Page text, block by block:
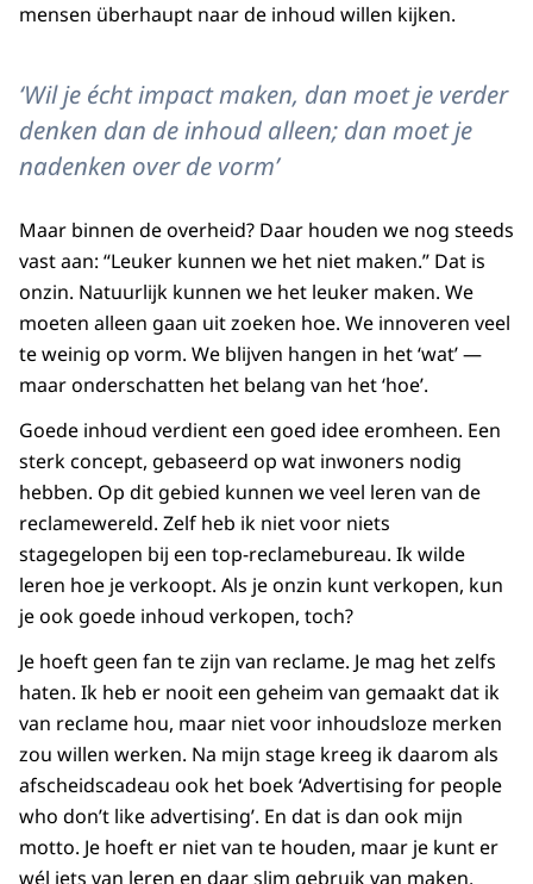
mensen überhaupt naar de inhoud willen kijken.
‘Wil je écht impact maken, dan moet je verder
denken dan de inhoud alleen; dan moet je
nadenken over de vorm’
Maar binnen de overheid? Daar houden we nog steeds
vast aan: “Leuker kunnen we het niet maken.” Dat is
onzin. Natuurlijk kunnen we het leuker maken. We
moeten alleen gaan uit zoeken hoe. We innoveren veel
te weinig op vorm. We blijven hangen in het ‘wat’ —
maar onderschatten het belang van het ‘hoe’.
Goede inhoud verdient een goed idee eromheen. Een
sterk concept, gebaseerd op wat inwoners nodig
hebben. Op dit gebied kunnen we veel leren van de
reclamewereld. Zelf heb ik niet voor niets
stagegelopen bij een top-reclamebureau. Ik wilde
leren hoe je verkoopt. Als je onzin kunt verkopen, kun
je ook goede inhoud verkopen, toch?
Je hoeft geen fan te zijn van reclame. Je mag het zelfs
haten. Ik heb er nooit een geheim van gemaakt dat ik
van reclame hou, maar niet voor inhoudsloze merken
zou willen werken. Na mijn stage kreeg ik daarom als
afscheidscadeau ook het boek ‘Advertising for people
who don’t like advertising’. En dat is dan ook mijn
motto. Je hoeft er niet van te houden, maar je kunt er
wél iets van leren en daar slim gebruik van maken.